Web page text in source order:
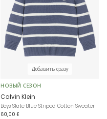
Добавить сразу
НОВЫЙ СЕЗОН
Calvin Klein
Boys Slate Blue Striped Cotton Sweater
60,00 £